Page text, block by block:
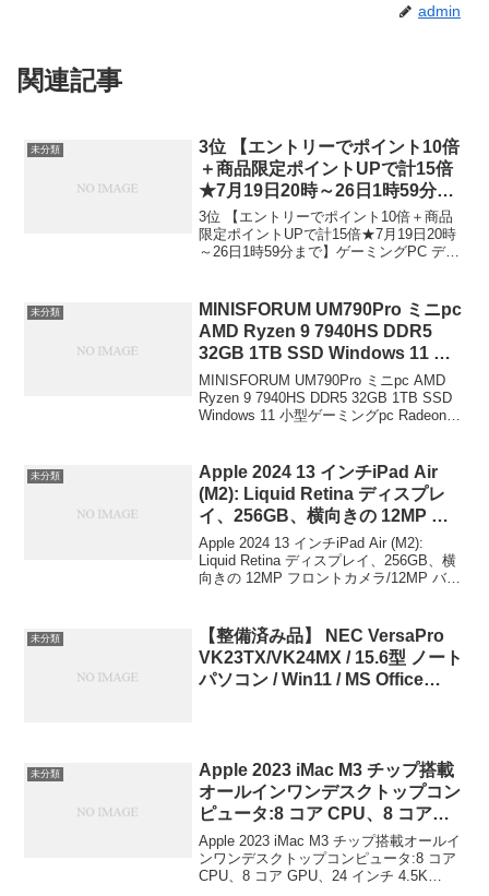
admin
関連記事
未分類
3位 【エントリーでポイント10倍
＋商品限定ポイントUPで計15倍
★7月19日20時～26日1時59分ま
で】ゲーミングPC デスクトップ
PC 新品 パソコン GALLERIA ガ
レリア XA7R-R46T Ryzen 7
Home【エントリーでポイント10
倍＋商品限定ポイントUPで計15
倍★7月19日20時～26日1時59分
まで】ゲーミングPC デスクトッ
プPC 新品 パソコン GALLERIA
ガレリア XA7R-R46T Ryzen 7
3位 【エントリーでポイント10倍＋商品
限定ポイントUPで計15倍★7月19日20時
～26日1時59分まで】ゲーミングPC デス
RTX...
未分類
MINISFORUM UM790Pro ミニpc
AMD Ryzen 9 7940HS DDR5
32GB 1TB SSD Windows 11 小
型ゲーミングpc Radeon 780M
RYZEN AI エンジン
HDMI×2/USB4x2（PD|8K@60Hz
Fi6E/BT5.3付き小型パソコン
MINISFORUM ￥95,563
MINISFORUM UM790Pro ミニpc AMD
Ryzen 9 7940HS DDR5 32GB 1TB SSD
Windows 11 小型ゲーミングpc Radeon
未分類
Apple 2024 13 インチiPad Air
(M2): Liquid Retina ディスプレ
イ、256GB、横向きの 12MP フ
ロントカメラ/12MP バックカメ
ラ、Wi-Fi 6E + 5G 携 帯電話通信
(eSIM)、Touch ID、一日中使える
Apple
Apple 2024 13 インチiPad Air (M2):
Liquid Retina ディスプレイ、256GB、横
向きの 12MP フロントカメラ/12MP バッ
未分類
【整備済み品】 NEC VersaPro
VK23TX/VK24MX / 15.6型 ノート
パソコン / Win11 / MS Office
未分類
Apple 2023 iMac M3 チップ搭載
オールインワンデスクトップコン
ピュータ:8 コア CPU、8 コア
GPU、24 インチ 4.5K Retina デ
ィスプレイ、8GB ユニファイド
メモ リ、256GB SSD ストレー
Apple 2023 iMac M3 チップ搭載オールイ
ンワンデスクトップコンピュータ:8 コア
CPU、8 コア GPU、24 インチ 4.5K